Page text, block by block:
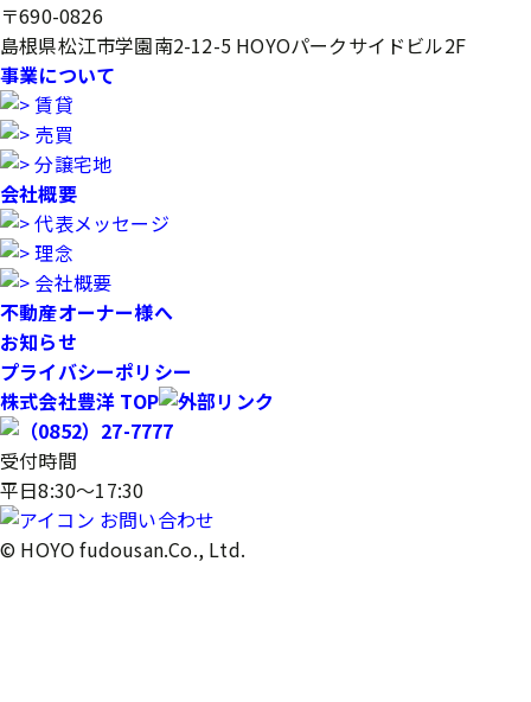
〒690-0826
島根県松江市学園南2-12-5 HOYOパークサイドビル2F
事業について
賃貸
売買
分譲宅地
会社概要
代表メッセージ
理念
会社概要
不動産オーナー様へ
お知らせ
プライバシーポリシー
株式会社豊洋 TOP
受付時間
平日8:30～17:30
お問い合わせ
© HOYO fudousan.Co., Ltd.